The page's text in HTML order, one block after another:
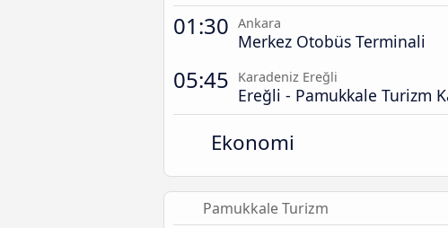
01:30 Ankara
Merkez Otobüs Terminali
05:45 Karadeniz Ereğli
Ereğli - Pamukkale Turizm
Ekonomi
Pamukkale Turizm